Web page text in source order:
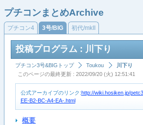
プチコンまとめArchive
プチコン4 3号/BIG 初代/mkII
投稿プログラム : 川下り
プチコン3号&BIGトップ Toukou
川下り
このページの最終更新 : 2022/09/20 (火) 12:51:41
公式アーカイブのリンク:http://wiki.hosiken.jp/
EE-B2-BC-A4-EA-.html
概要